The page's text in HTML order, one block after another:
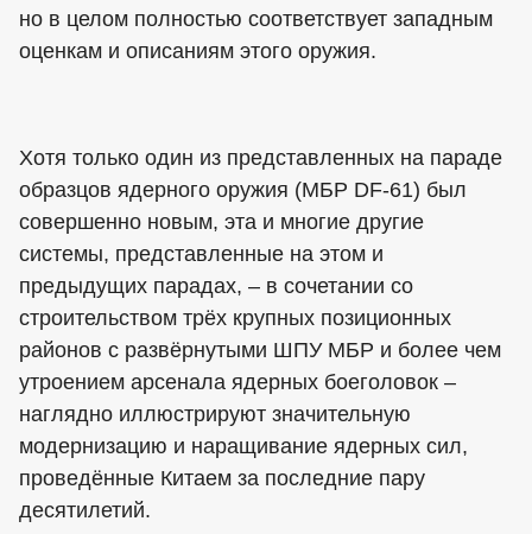
но в целом полностью соответствует западным
оценкам и описаниям этого оружия.
Хотя только один из представленных на параде
образцов ядерного оружия (МБР DF-61) был
совершенно новым, эта и многие другие
системы, представленные на этом и
предыдущих парадах, – в сочетании со
строительством трёх крупных позиционных
районов с развёрнутыми ШПУ МБР и более чем
утроением арсенала ядерных боеголовок –
наглядно иллюстрируют значительную
модернизацию и наращивание ядерных сил,
проведённые Китаем за последние пару
десятилетий.